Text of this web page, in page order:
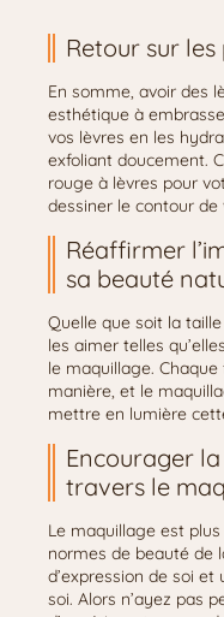
Retour sur les
En somme, avoir des
esthétique à
vos lèvres en les
exfoliant doucement.
rouge à lèvres pour
dessiner le contour
Réaffirmer
sa beauté
Quelle que soit la
les aimer telles
le maquillage.
manière, et le
mettre en lumière
Encourager
travers le
Le maquillage est
normes de beauté de
d’expression de soi
soi. Alors n’ayez pas